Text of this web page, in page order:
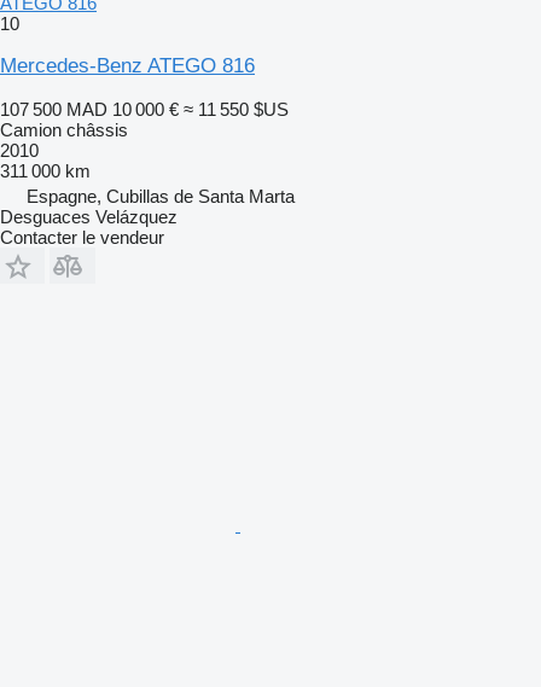
10
Mercedes-Benz ATEGO 816
107 500 MAD 10 000 € ≈ 11 550 $US
Camion châssis
2010
311 000 km
Espagne, Cubillas de Santa Marta
Desguaces Velázquez
Contacter le vendeur